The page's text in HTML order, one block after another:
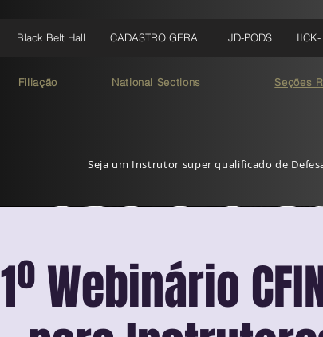
Filiação National Sections Seções
Seja um Instrutor super qualificado de
Black Belt Hall CADASTRO GERAL JD-PODS
1º Webinário